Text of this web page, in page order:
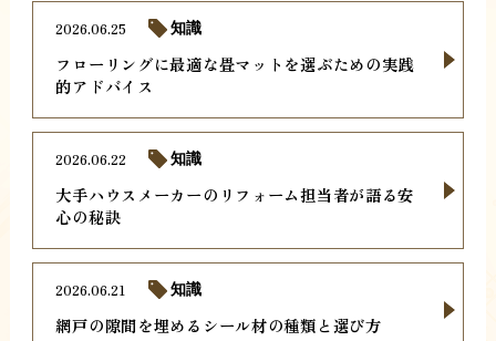
フローリングに最適な畳マットを選ぶための実践
的アドバイス
2026.06.25 知識
大手ハウスメーカーのリフォーム担当者が語る安
心の秘訣
2026.06.22 知識
網戸の隙間を埋めるシール材の種類と選び方
2026.06.21 知識